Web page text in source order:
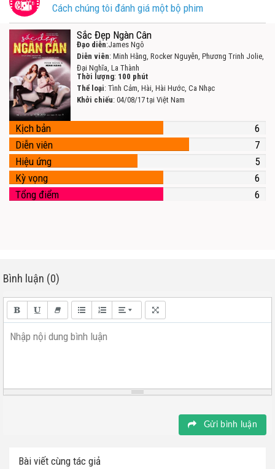
Cách chúng tôi đánh giá một bộ phim
Sắc Đẹp Ngàn Cân
Đạo diễn:James Ngô
Diễn viên: Minh Hằng, Rocker Nguyễn, Phương Trinh Jolie,
Đại Nghĩa, La Thành
Thời lượng: 100 phút
Thể loại: Tình Cảm, Hài, Hài Hước, Ca Nhạc
Khởi chiếu: 04/08/17 tại Việt Nam
Kịch bản
6
Diễn viên
7
Hiệu ứng
5
Kỳ vọng
6
Tổng điểm
6
Bình luận (0)
Nhập nội dung bình luận
Gửi bình luận
Bài viết cùng tác giả